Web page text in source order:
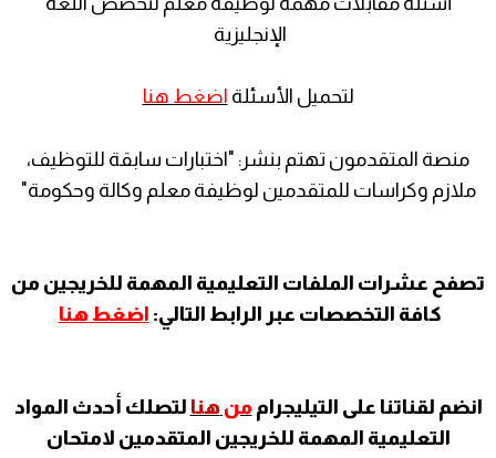
الإنجليزية
لتحميل الأسئلة اضغط هنا
منصة المتقدمون تهتم بنشر: "اختبارات سابقة للتوظيف،
ملازم وكراسات للمتقدمين لوظيفة معلم وكالة وحكومة"
تصفح عشرات الملفات التعليمية المهمة للخريجين من
كافة التخصصات عبر الرابط التالي: اضغط هنا
انضم لقناتنا على التيليجرام من هنا لتصلك أحدث المواد
التعليمية المهمة للخريجين المتقدمين لامتحان